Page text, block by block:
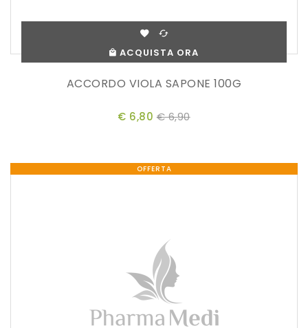
ACQUISTA ORA
ACCORDO VIOLA SAPONE 100G
€ 6,80 € 6,90
OFFERTA